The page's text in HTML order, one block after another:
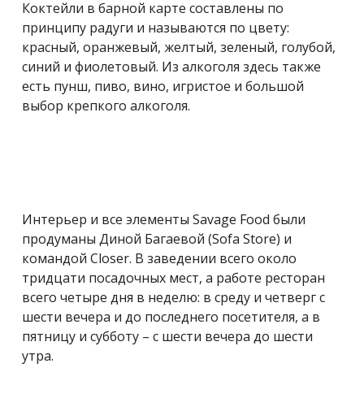
Коктейли в барной карте составлены по
принципу радуги и называются по цвету:
красный, оранжевый, желтый, зеленый, голубой,
синий и фиолетовый. Из алкоголя здесь также
есть пунш, пиво, вино, игристое и большой
выбор крепкого алкоголя.
Интерьер и все элементы Savage Food были
продуманы Диной Багаевой (Sofa Store) и
командой Closer. В заведении всего около
тридцати посадочных мест, а работе ресторан
всего четыре дня в неделю: в среду и четверг с
шести вечера и до последнего посетителя, а в
пятницу и субботу – с шести вечера до шести
утра.